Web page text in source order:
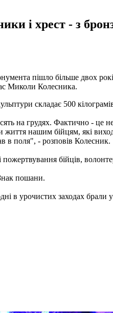
і хрест - з
пішло більше двох
Миколи Колесника.
складає 500
на грудях. Фактично - це
життя нашим бійцям, які
в поля", - розповів Колесник.
бійців,
пошани.
в урочистих заходах